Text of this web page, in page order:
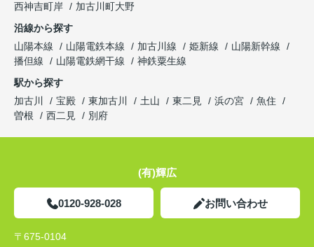
西神吉町岸
加古川町大野
沿線から探す
山陽本線
山陽電鉄本線 加古川線 姫新線
山陽新幹線
播但線
山陽電鉄網干線
神鉄粟生線
駅から探す
加古川
宝殿 東加古川 土山 東二見 浜の宮
魚住
曽根
西二見 別府
(有)輝広
0120-928-028 お問い合わせ
〒675-0104